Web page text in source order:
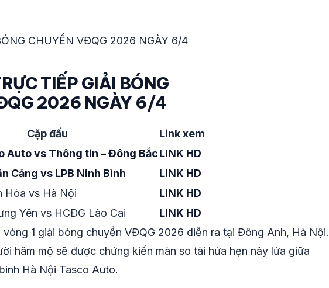
CHUYỀN VĐQG 2026 NGÀY 6/4
TIẾP GIẢI BÓNG
2026 NGÀY 6/4
Cặp đấu
Link xem
Auto vs Thông tin – Đông BắcLINK HD
Cảng vs LPB Ninh Bình
LINK HD
Hòa vs Hà Nội
LINK HD
Yên vs HCĐG Lào Cai
LINK HD
1 giải bóng chuyền VĐQG 2026 diễn ra tại Đông Anh, Hà Nội.
hâm mộ sẽ được chứng kiến màn so tài hứa hẹn nảy lửa giữa
Hà Nội Tasco Auto.